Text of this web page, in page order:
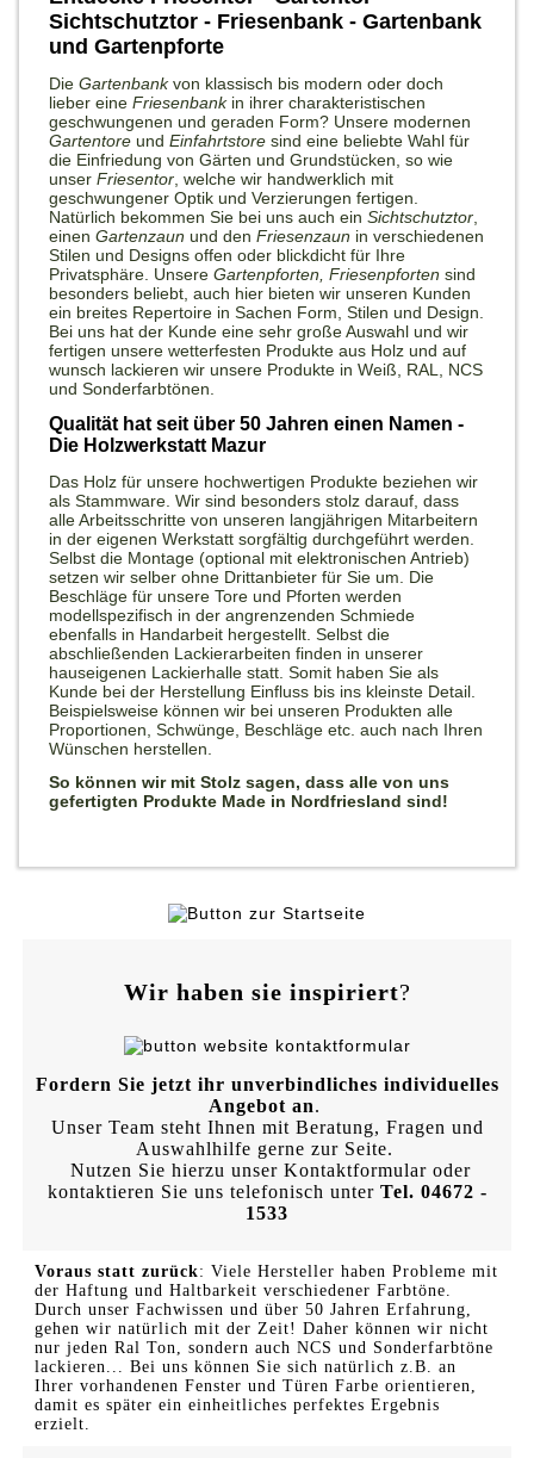
Sichtschutztor - Friesenbank - Gartenbank
und Gartenpforte
DieGartenbankvon klassisch bis modern oder doch
lieber eine Friesenbank in ihrer charakteristischen
geschwungenen und geraden Form? Unsere modernen
Gartentore undEinfahrtstore sind eine beliebte Wahl für
die Einfriedung von Gärten und Grundstücken, so wie
unserFriesentor , welche wir handwerklich mit
geschwungener Optik und Verzierungen fertigen.
Natürlich bekommen Sie bei uns auch einSichtschutztor
einenGartenzaun und denFriesenzaun in verschiedenen
Stilen und Designs offen oder blickdicht für Ihre
Privatsphäre. UnsereGartenpforten, Friesenpforten sind
besonders beliebt, auch hier bieten wir unseren Kunden
ein breites Repertoire in Sachen Form, Stilen und Design.
Bei uns hat der Kunde eine sehr große Auswahl und wir
fertigen unsere wetterfesten Produkte aus Holz und auf
wunsch lackieren wir unsere Produkte in Weiß, RAL, NCS
und Sonderfarbtönen.
Qualität hat seit über 50 Jahren einen Namen -
Die Holzwerkstatt Mazur
Das Holz für unsere hochwertigen Produkte beziehen wir
als Stammware. Wir sind besonders stolz darauf, dass
alle Arbeitsschritte von unseren langjährigen Mitarbeitern
in der eigenen Werkstatt sorgfältig durchgeführt werden.
Selbst die Montage (optional mit elektronischen Antrieb)
setzen wir selber ohne Drittanbieter für Sie um. Die
Beschläge für unsere Tore und Pforten werden
modellspezifisch in der angrenzenden Schmiede
ebenfalls in Handarbeit hergestellt. Selbst die
abschließenden Lackierarbeiten finden in unserer
hauseigenen Lackierhalle statt. Somit haben Sie als
Kunde bei der Herstellung Einfluss bis ins kleinste Detail.
Beispielsweise können wir bei unseren Produkten alle
Proportionen, Schwünge, Beschläge etc. auch nach Ihren
Wünschen herstellen.
So können wir mit Stolz sagen, dass alle von uns
gefertigten Produkte Made in Nordfriesland sind!
Wir haben sie inspiriert?
Fordern Sie jetzt ihr unverbindliches individuelles
Angebot an.
Unser Team steht Ihnen mit Beratung, Fragen und
Auswahlhilfe gerne zur Seite.
Nutzen Sie hierzu unser Kontaktformular oder
kontaktieren Sie uns telefonisch unter Tel. 04672 -
1533
Voraus statt zurück: Viele Hersteller haben Probleme mit
der Haftung und Haltbarkeit verschiedener Farbtöne.
Durch unser Fachwissen und über 50 Jahren Erfahrung,
gehen wir natürlich mit der Zeit! Daher können wir nicht
nur jeden Ral Ton, sondern auch NCS und Sonderfarbtöne
lackieren... Bei uns können Sie sich natürlich z.B. an
Ihrer vorhandenen Fenster und Türen Farbe orientieren,
damit es später ein einheitliches perfektes Ergebnis
erzielt.